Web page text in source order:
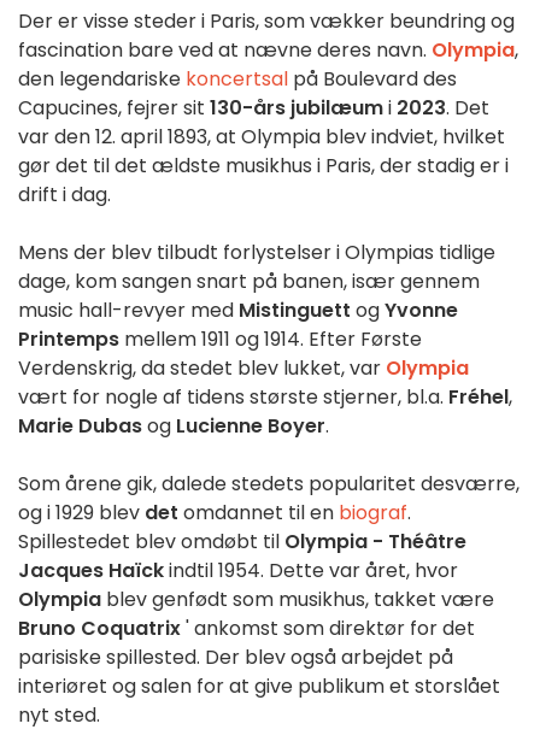
Der er visse steder i Paris, som vækker beundring og
fascination bare ved at nævne deres navn. Olympia,
den legendariske koncertsal på Boulevard des
Capucines, fejrer sit 130-års jubilæumi 2023. Det
var den 12. april 1893, at Olympia blev indviet, hvilket
gør det til det ældste musikhus i Paris, der stadig er i
drift i dag.
Mens der blev tilbudt forlystelser i Olympias tidlige
dage, kom sangen snart på banen, især gennem
music hall-revyer med Mistinguett ogYvonne
Printemps mellem 1911 og 1914. Efter Første
Verdenskrig, da stedet blev lukket, var Olympia
vært for nogle af tidens største stjerner, bl.a. Fréhel,
Marie Dubasog Lucienne Boyer.
Som årene gik, dalede stedets popularitet desværre,
og i 1929 blev det omdannet til en biograf.
Spillestedet blev omdøbt til Olympia - Théâtre
Jacques Haïckindtil 1954. Dette var året, hvor
Olympia blev genfødt som musikhus, takket være
Bruno Coquatrix' ankomst som direktør for det
parisiske spillested. Der blev også arbejdet på
interiøret og salen for at give publikum et storslået
nyt sted.